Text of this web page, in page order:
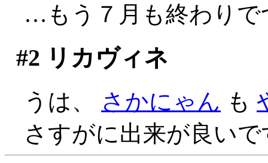
…もう７月も終わりで
#2 リカヴィネ
うは、 さかにゃん も
さすがに出来が良い